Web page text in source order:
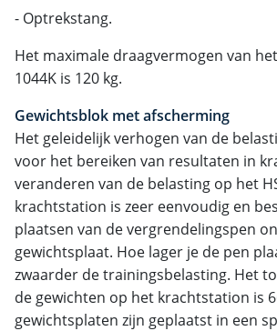
- Optrekstang.
Het maximale draagvermogen van
1044K is 120 kg.
Gewichtsblok met afscherming
Het geleidelijk verhogen van de
voor het bereiken van resultaten in
veranderen van de belasting op het
krachtstation is zeer eenvoudig en
plaatsen van de vergrendelingspen
gewichtsplaat. Hoe lager je de pen
zwaarder de trainingsbelasting. Het
de gewichten op het krachtstation is
gewichtsplaten zijn geplaatst in een